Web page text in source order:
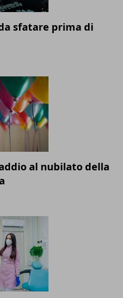
sfatare prima di
al nubilato della